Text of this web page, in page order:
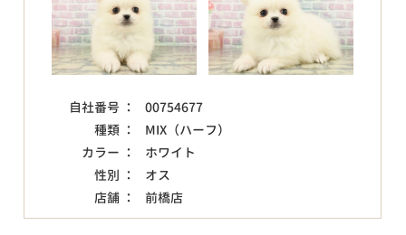
自社番号 ：
00754677
種類 ：
MIX（ハーフ）
カラー ：
ホワイト
性別 ：
オス
店舗 ：
前橋店